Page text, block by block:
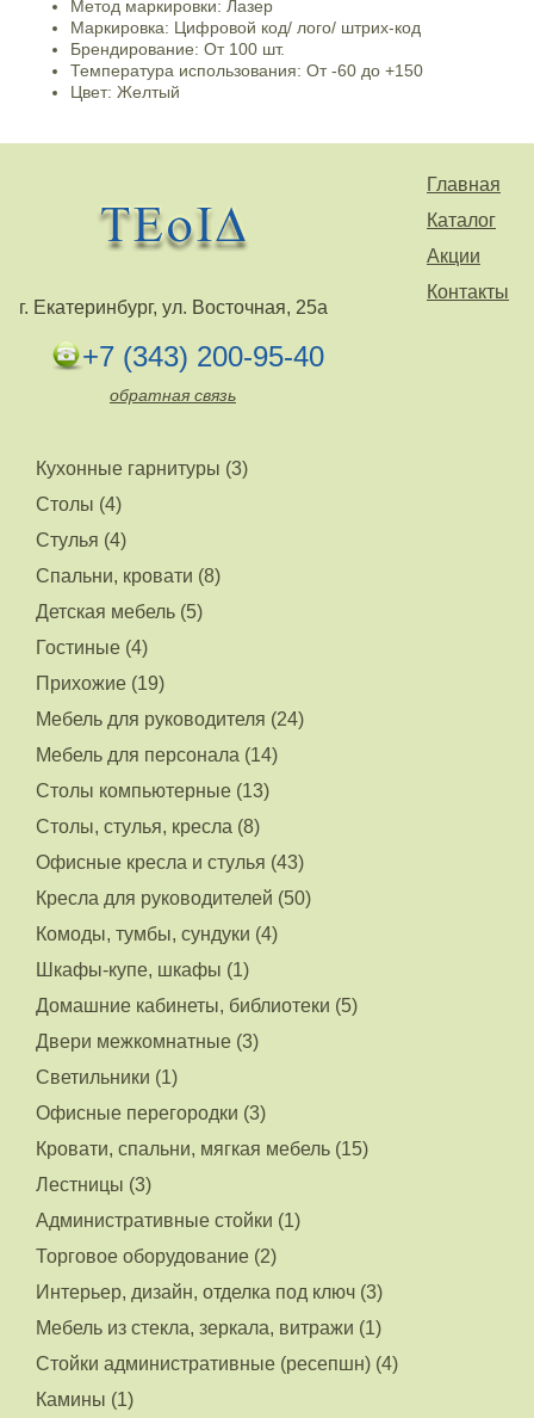
Метод маркировки: Лазер
Маркировка: Цифровой код/ лого/ штрих-код
Брендирование: От 100 шт.
Температура использования: От -60 до +150
Цвет: Желтый
Главная
Каталог
Акции
Контакты
г. Екатеринбург, ул. Восточная, 25а
+7 (343) 200-95-40
обратная связь
Кухонные гарнитуры (3)
Столы (4)
Стулья (4)
Спальни, кровати (8)
Детская мебель (5)
Гостиные (4)
Прихожие (19)
Мебель для руководителя (24)
Мебель для персонала (14)
Столы компьютерные (13)
Столы, стулья, кресла (8)
Офисные кресла и стулья (43)
Кресла для руководителей (50)
Комоды, тумбы, сундуки (4)
Шкафы-купе, шкафы (1)
Домашние кабинеты, библиотеки (5)
Двери межкомнатные (3)
Светильники (1)
Офисные перегородки (3)
Кровати, спальни, мягкая мебель (15)
Лестницы (3)
Административные стойки (1)
Торговое оборудование (2)
Интерьер, дизайн, отделка под ключ (3)
Мебель из стекла, зеркала, витражи (1)
Стойки административные (ресепшн) (4)
Камины (1)